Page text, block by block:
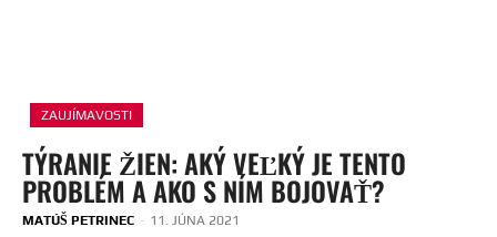
ZAUJÍMAVOSTI
TÝRANIE ŽIEN: AKÝ VEĽKÝ JE TENTO
PROBLÉM A AKO S NÍM BOJOVAŤ?
MATÚŠ PETRINEC - 11. JÚNA 2021